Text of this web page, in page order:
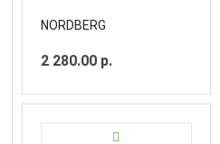
NORDBERG
2 280.00 р.